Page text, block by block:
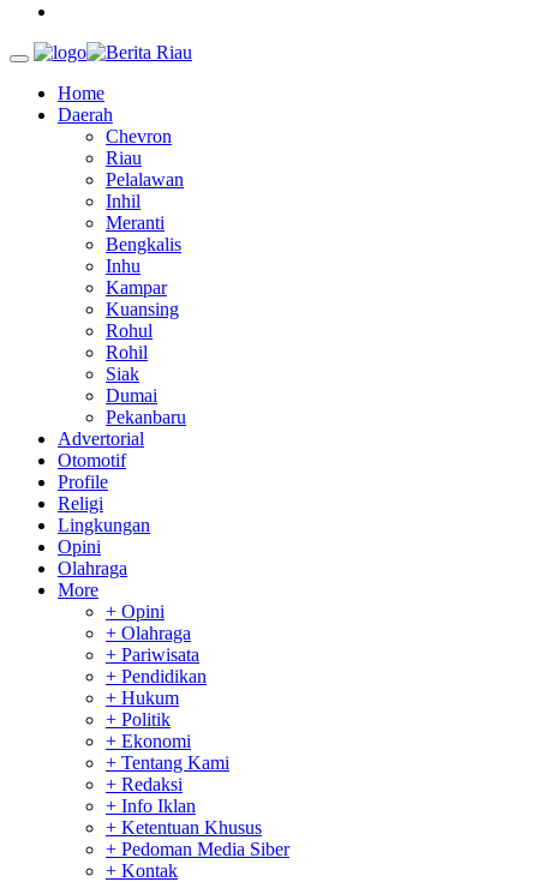
Home
Daerah
Chevron
Riau
Pelalawan
Inhil
Meranti
Bengkalis
Inhu
Kampar
Kuansing
Rohul
Rohil
Siak
Dumai
Pekanbaru
Advertorial
Otomotif
Profile
Religi
Lingkungan
Opini
Olahraga
More
+ Opini
+ Olahraga
+ Pariwisata
+ Pendidikan
+ Hukum
+ Politik
+ Ekonomi
+ Tentang Kami
+ Redaksi
+ Info Iklan
+ Ketentuan Khusus
+ Pedoman Media Siber
+ Kontak